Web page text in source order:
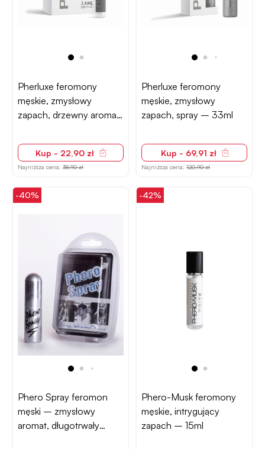
Pherluxe feromony
męskie, zmysłowy
zapach, drzewny aromat
Kup - 22,90 zł
Najniższa cena: 38,90 zł
Pherluxe feromony
męskie, zmysłowy
zapach, spray – 33ml
Kup - 69,91 zł
Najniższa cena: 120,90 zł
-40%
Phero Spray feromon
męski – zmysłowy
aromat, długotrwały
-42%
Phero-Musk feromony
męskie, intrygujący
zapach – 15ml